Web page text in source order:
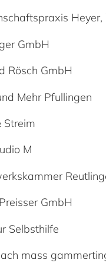
GmbH
Rösch GmbH
Mehr Pfullingen
Streim
M
GmbH
Selbsthilfe
mass